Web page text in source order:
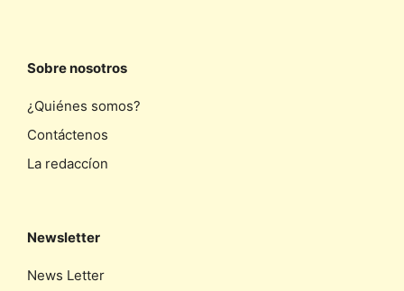
Sobre nosotros
¿Quiénes somos?
Contáctenos
La redaccíon
Newsletter
News Letter